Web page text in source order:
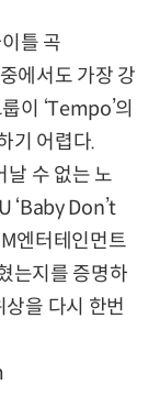
틀 곡
에서도 가장 강
이 ‘Tempo’의
기 어렵다.
날 수 없는 노
‘Baby Don’t
엔터테인먼트
는지를 증명하
을 다시 한번